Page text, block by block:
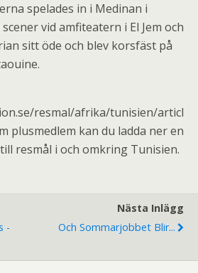
spelades in i Medinan i
vid amfiteatern i El Jem och
sitt öde och blev korsfäst på
resmal/afrika/tunisien/articl
plusmedlem kan du ladda ner en
resmål i och omkring Tunisien.
-
Nästa Inlägg
Och Sommarjobbet Blir...